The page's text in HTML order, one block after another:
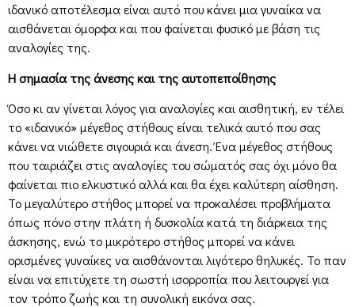
ιδανικό αποτέλεσμα είναι αυτό που κάνει μια γυναίκα να
αισθάνεται όμορφα και που φαίνεται φυσικό με βάση τις
αναλογίες της.
Η σημασία της άνεσης και της αυτοπεποίθησης
Όσο κι αν γίνεται λόγος για αναλογίες και αισθητική, εν τέλει
το «ιδανικό» μέγεθος στήθους είναι τελικά αυτό που σας
κάνει να νιώθετε σιγουριά και άνεση. Ένα μέγεθος στήθους
που ταιριάζει στις αναλογίες του σώματός σας όχι μόνο θα
φαίνεται πιο ελκυστικό αλλά και θα έχει καλύτερη αίσθηση.
Το μεγαλύτερο στήθος μπορεί να προκαλέσει προβλήματα
όπως πόνο στην πλάτη ή δυσκολία κατά τη διάρκεια της
άσκησης, ενώ το μικρότερο στήθος μπορεί να κάνει
ορισμένες γυναίκες να αισθάνονται λιγότερο θηλυκές. Το παν
είναι να επιτύχετε τη σωστή ισορροπία που λειτουργεί για
τον τρόπο ζωής και τη συνολική εικόνα σας.